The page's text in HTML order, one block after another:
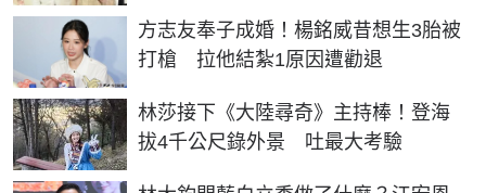
方志友奉子成婚！楊銘威昔想生3胎被
打槍 拉他結紮1原因遭勸退
林莎接下《大陸尋奇》主持棒！登海
拔4千公尺錄外景 吐最大考驗